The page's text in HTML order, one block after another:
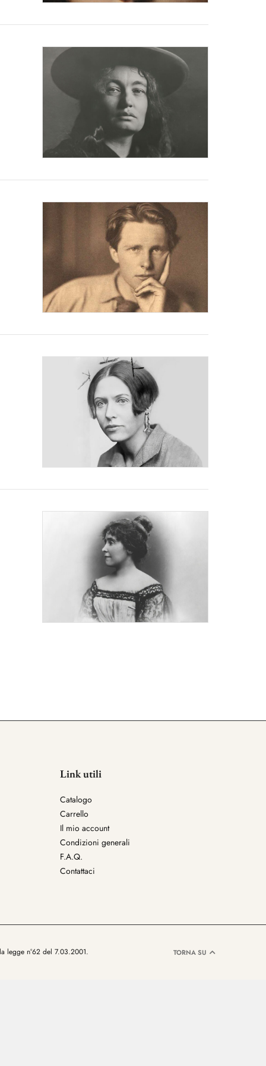
Link utili
Catalogo
Carrello
Il mio account
Condizioni generali
F.A.Q.
Contattaci
legge n°62 del 7.03.2001. TORNA SU